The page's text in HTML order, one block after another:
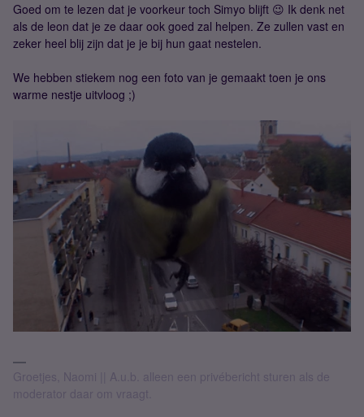
Goed om te lezen dat je voorkeur toch Simyo blijft 😉 Ik denk net
als de leon dat je ze daar ook goed zal helpen. Ze zullen vast en
zeker heel blij zijn dat je je bij hun gaat nestelen.
We hebben stiekem nog een foto van je gemaakt toen je ons
warme nestje uitvloog ;)
Groetjes, Naomi || A.u.b. alleen een privébericht sturen als de
moderator daar om vraagt.